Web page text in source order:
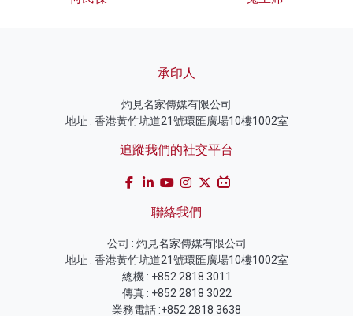
承印人
灼見名家傳媒有限公司
地址 : 香港黃竹坑道21號環匯廣場10樓1002室
追蹤我們的社交平台
聯絡我們
公司 : 灼見名家傳媒有限公司
地址 : 香港黃竹坑道21號環匯廣場10樓1002室
總機 : +852 2818 3011
傳真 : +852 2818 3022
業務電話 :+852 2818 3638